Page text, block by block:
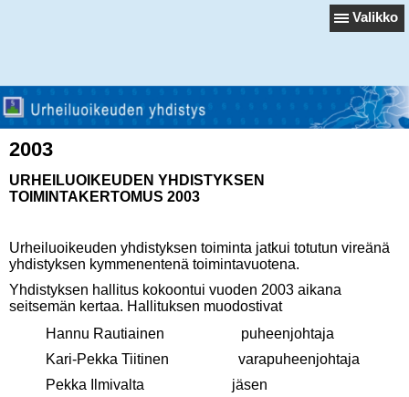
Valikko
2003
URHEILUOIKEUDEN YHDISTYKSEN
TOIMINTAKERTOMUS 2003
Urheiluoikeuden yhdistyksen toiminta jatkui totutun vireänä
yhdistyksen kymmenentenä toimintavuotena.
Yhdistyksen hallitus kokoontui vuoden 2003 aikana
seitsemän kertaa. Hallituksen muodostivat
Hannu Rautiainen puheenjohtaja
Kari-Pekka Tiitinen varapuheenjohtaja
Pekka Ilmivalta jäsen